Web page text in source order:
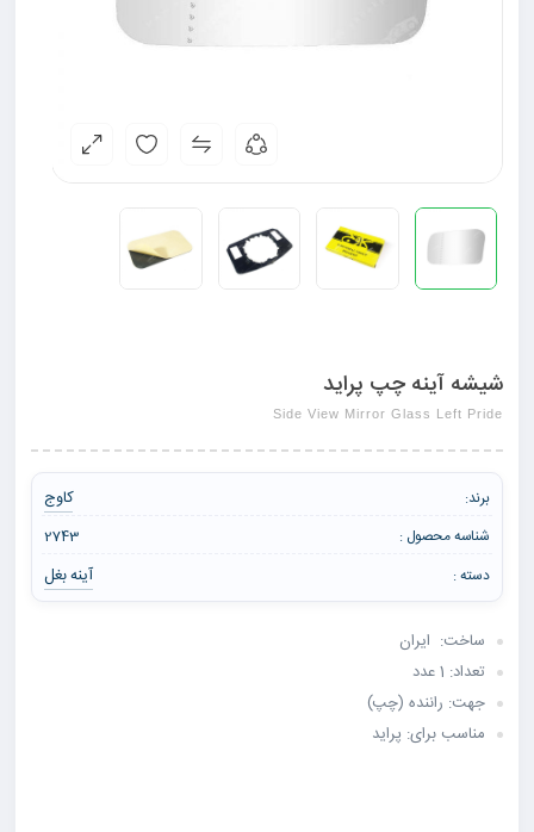
شیشه آینه چپ پراید
Side View Mirror Glass Left Pride
برند: کاوج
شناسه محصول :
2743
دسته :
آینه بغل
ساخت: ایران
تعداد: 1 عدد
جهت: راننده (چپ)
مناسب برای: پراید